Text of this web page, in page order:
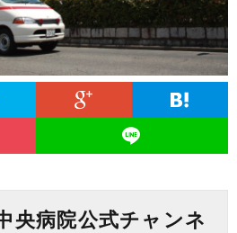
央病院公式チャンネ